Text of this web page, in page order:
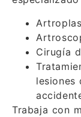
Cirugía
lesiones
Trabaja con